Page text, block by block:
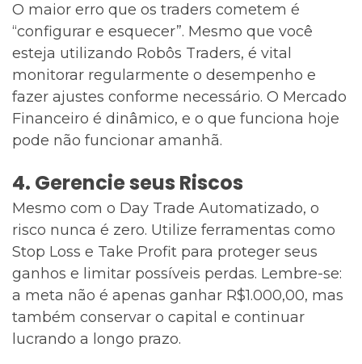
O maior erro que os traders cometem é
“configurar e esquecer”. Mesmo que você
esteja utilizando Robôs Traders, é vital
monitorar regularmente o desempenho e
fazer ajustes conforme necessário. O Mercado
Financeiro é dinâmico, e o que funciona hoje
pode não funcionar amanhã.
4. Gerencie seus Riscos
Mesmo com o Day Trade Automatizado, o
risco nunca é zero. Utilize ferramentas como
Stop Loss e Take Profit para proteger seus
ganhos e limitar possíveis perdas. Lembre-se:
a meta não é apenas ganhar R$1.000,00, mas
também conservar o capital e continuar
lucrando a longo prazo.